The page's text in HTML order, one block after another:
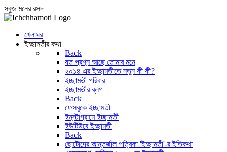
সবুজ মনের রসদ
খেলাঘর
ইচ্ছামতীর কথা
Back
যত প্রশ্ন আছে তোমার মনে
২০১৪ এর ইচ্ছামতীতে নতুন কী কী?
ইচ্ছামতী পরিবার
ইচ্ছামতীর ব্লগ
Back
ফেসবুকে ইচ্ছামতী
ইন্‌স্টাগ্রামে ইচ্ছামতী
ইউটিউবে ইচ্ছামতী
Back
ছোটোদের আন্তর্জাল পত্রিকা 'ইচ্ছামতী'-র ইতিকথা